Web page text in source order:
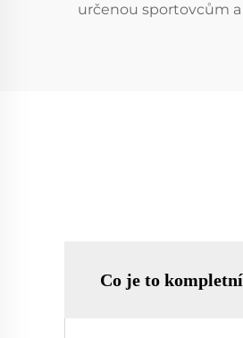
určenou sportovcům
Co je to